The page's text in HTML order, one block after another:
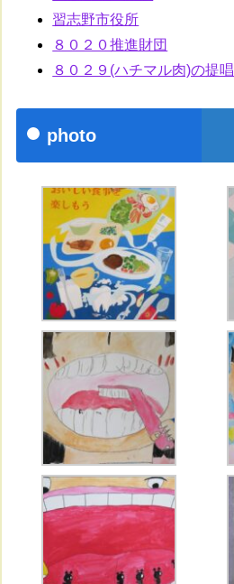
習志野市役所
８０２０推進財団
８０２９(ハチマル肉)の提唱
photo